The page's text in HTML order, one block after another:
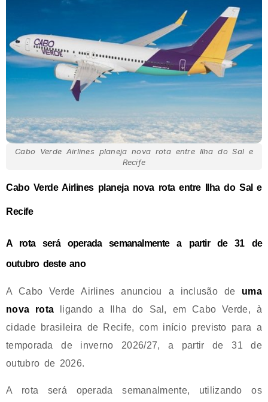
Cabo Verde Airlines planeja nova rota entre Ilha do Sal e
Recife
Cabo Verde Airlines planeja nova rota entre Ilha do Sal e
Recife
A rota será operada semanalmente a partir de 31 de
outubro deste ano
A Cabo Verde Airlines anunciou a inclusão de uma
nova rota ligando a Ilha do Sal, em Cabo Verde, à
cidade brasileira de Recife, com início previsto para a
temporada de inverno 2026/27, a partir de 31 de
outubro de 2026.
A rota será operada semanalmente, utilizando os